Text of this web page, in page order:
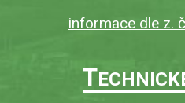
informace dle z.
T